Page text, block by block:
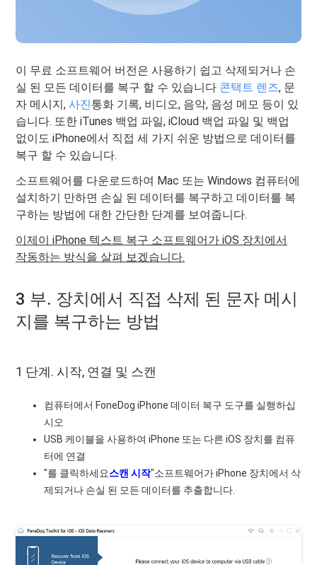
이 무료 소프트웨어 버전은 사용하기 쉽고 삭제되거나 손
실 된 모든 데이터를 복구 할 수 있습니다 콘택트 렌즈, 문
자 메시지,사진통화 기록, 비디오, 음악, 음성 메모 등이 있
습니다. 또한 iTunes 백업 파일, iCloud 백업 파일 및 백업
없이도 iPhone에서 직접 세 가지 쉬운 방법으로 데이터를
복구 할 수 있습니다.
소프트웨어를 다운로드하여 Mac 또는 Windows 컴퓨터에
설치하기 만하면 손실 된 데이터를 복구하고 데이터를 복
구하는 방법에 대한 간단한 단계를 보여줍니다.
이제이 iPhone 텍스트 복구 소프트웨어가 iOS 장치에서
작동하는 방식을 살펴 보겠습니다.
3 부. 장치에서 직접 삭제 된 문자 메시
지를 복구하는 방법
1 단계. 시작, 연결 및 스캔
컴퓨터에서 FoneDog iPhone 데이터 복구 도구를 실행하십
시오
USB 케이블을 사용하여 iPhone 또는 다른 iOS 장치를 컴퓨
터에 연결
"를 클릭하세요스캔 시작"소프트웨어가 iPhone 장치에서 삭
제되거나 손실 된 모든 데이터를 추출합니다.